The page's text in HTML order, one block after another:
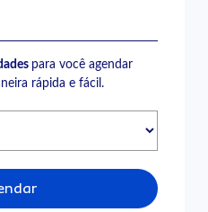
para você agendar
rápida e fácil.